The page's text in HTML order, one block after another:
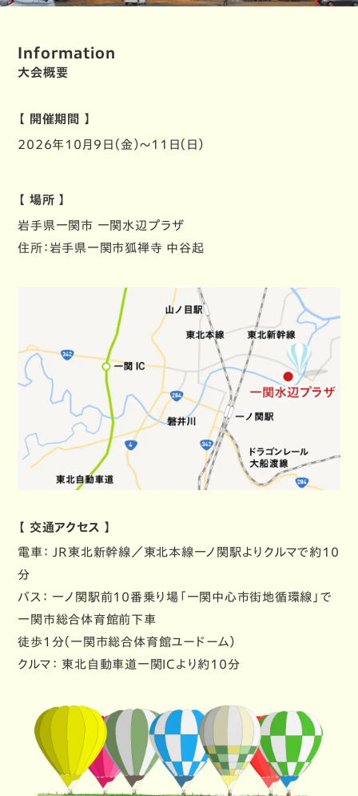
Information
大会概要
【 開催期間 】
2026年10月9日（金）～11日（日）
【 場所 】
岩手県一関市 一関水辺プラザ
住所：岩手県一関市狐禅寺 中谷起
【 交通アクセス 】
電車 ： JR東北新幹線／東北本線一ノ関駅よりクルマで約10
分
バス ： 一ノ関駅前10番乗り場「一関中心市街地循環線」で
一関市総合体育館前下車
徒歩１分（一関市総合体育館ユードーム）
クルマ ： 東北自動車道一関ICより約10分